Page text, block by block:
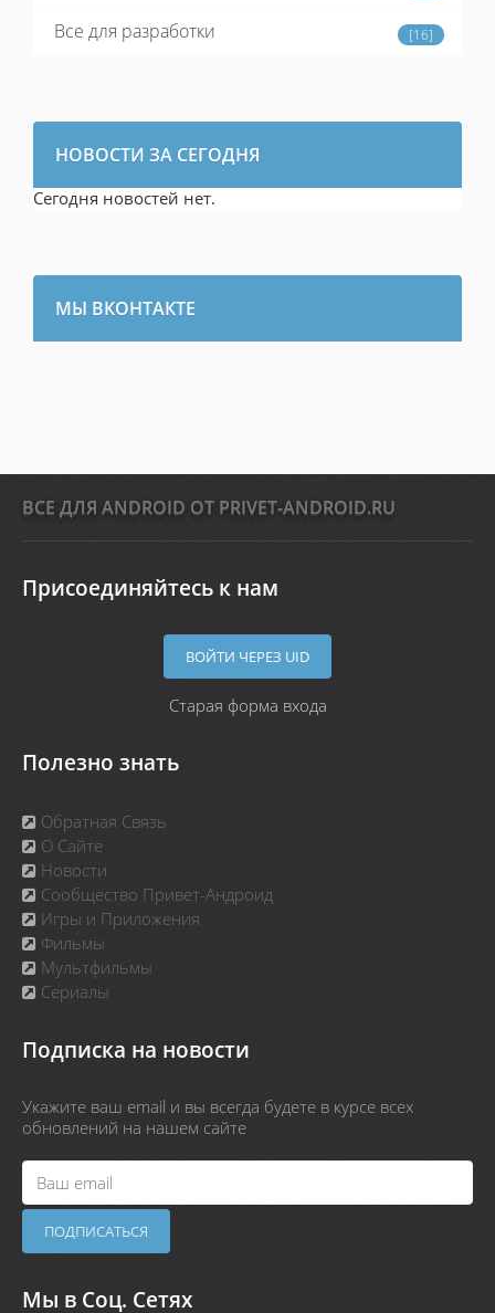
Все для разработки [16]
НОВОСТИ ЗА СЕГОДНЯ
Сегодня новостей нет.
МЫ ВКОНТАКТЕ
ВСЕ ДЛЯ ANDROID ОТ PRIVET-ANDROID.RU
Присоединяйтесь к нам
ВОЙТИ ЧЕРЕЗ UID
Старая форма входа
Полезно знать
Обратная Связь
О Сайте
Новости
Сообщество Привет-Андроид
Игры и Приложения
Фильмы
Мультфильмы
Сериалы
Подписка на новости
Укажите ваш email и вы всегда будете в курсе всех
обновлений на нашем сайте
Мы в Соц. Сетях